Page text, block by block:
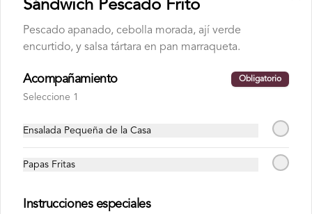
En Salmón
Atún, palta, cebollín, masago, envuelto
Sándwich Pescado Frito
Pescado apanado, cebolla morada, ají­ verde
encurtido, y salsa tártara en pan marraqueta.
Acompañamiento Obligatorio
Seleccione 1
Ensalada Pequeña de la Casa
Papas Fritas
Instrucciones especiales